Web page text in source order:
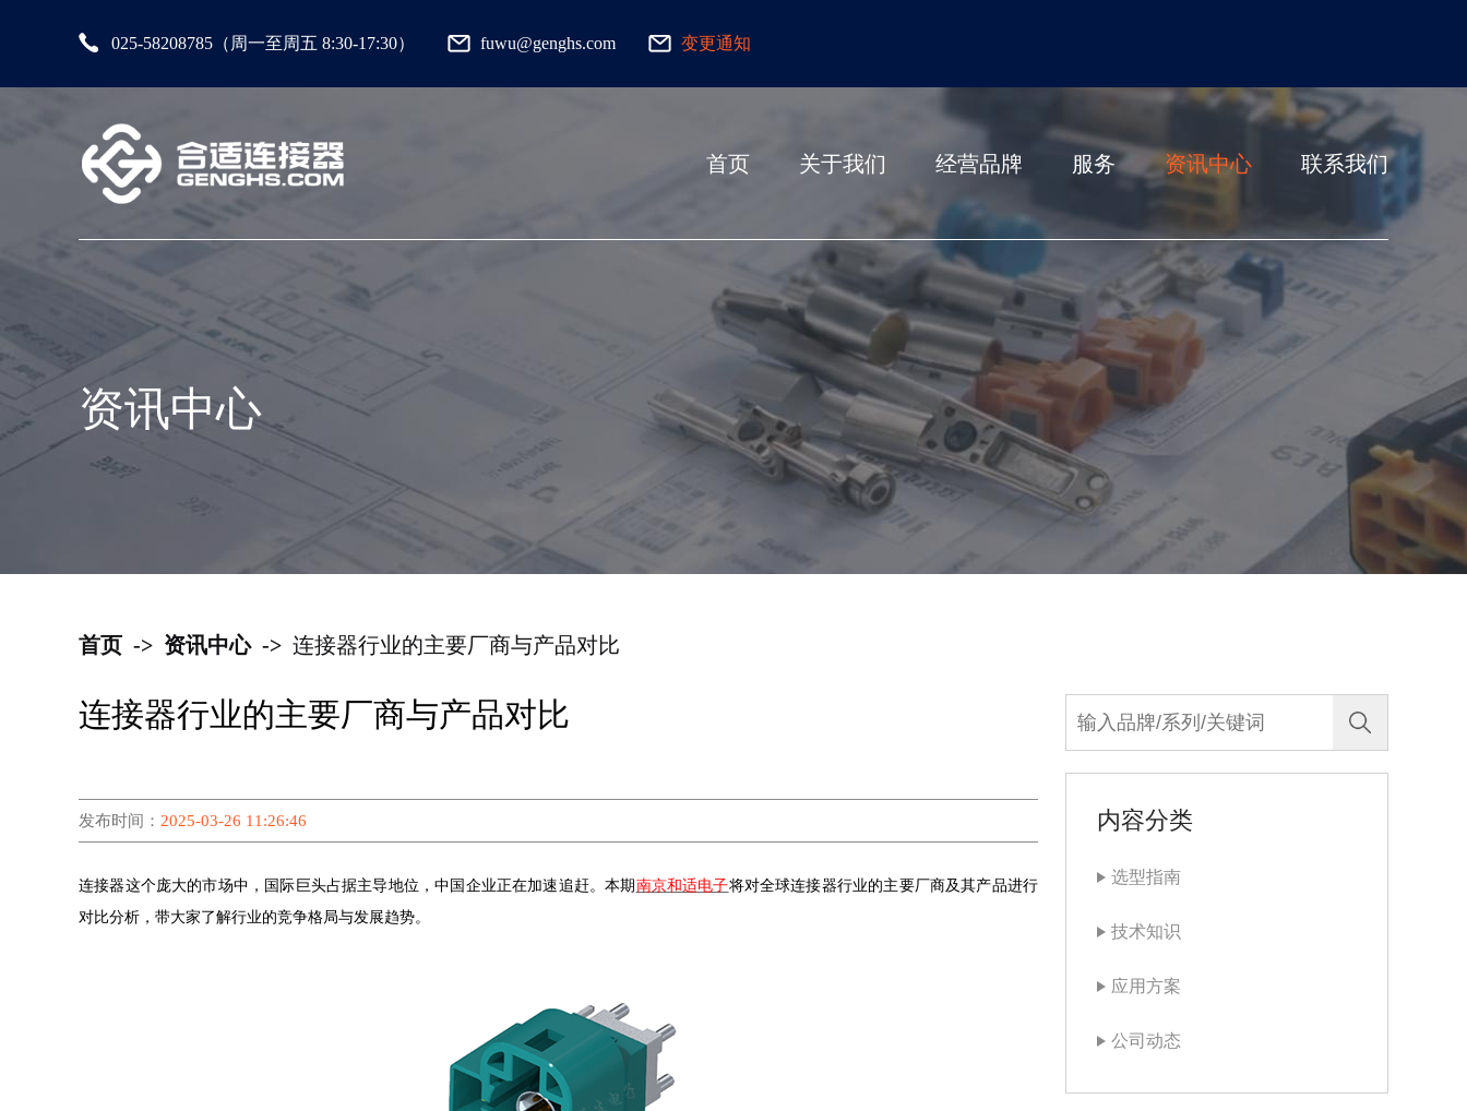
025-58208785（周一至周五 8:30-17:30） fuwu@genghs.com 变更通知
首页 关于我们 经营品牌 服务 资讯中心 联系我们
资讯中心
首页 -> 资讯中心 -> 连接器行业的主要厂商与产品对比
连接器行业的主要厂商与产品对比
发布时间： 2025-03-26 11:26:46
连接器这个庞大的市场中，国际巨头占据主导地位，中国企业正在加速追赶。本期 南京和适电子将对全球连接器行业的主要厂商及其产品进行
对比分析，带大家了解行业的竞争格局与发展趋势。
内容分类
选型指南
技术知识
应用方案
公司动态